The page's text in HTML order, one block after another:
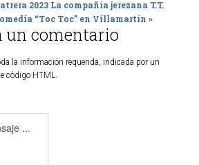
2023 La compañía jerezana T.T.
“Toc Toc” en Villamartín »
un comentario
la información requerida, indicada por un
código HTML.